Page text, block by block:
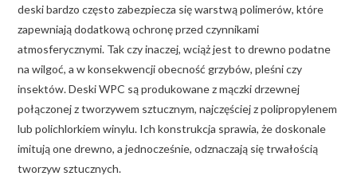
deski bardzo często zabezpiecza się warstwą polimerów, które
zapewniają dodatkową ochronę przed czynnikami
atmosferycznymi. Tak czy inaczej, wciąż jest to drewno podatne
na wilgoć, a w konsekwencji obecność grzybów, pleśni czy
insektów. Deski WPC są produkowane z mączki drzewnej
połączonej z tworzywem sztucznym, najczęściej z polipropylenem
lub polichlorkiem winylu. Ich konstrukcja sprawia, że doskonale
imitują one drewno, a jednocześnie, odznaczają się trwałością
tworzyw sztucznych.